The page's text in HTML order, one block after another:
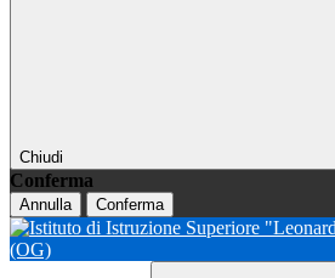
Chiudi
Conferma
Annulla Conferma